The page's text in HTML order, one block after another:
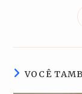
VOCÊ